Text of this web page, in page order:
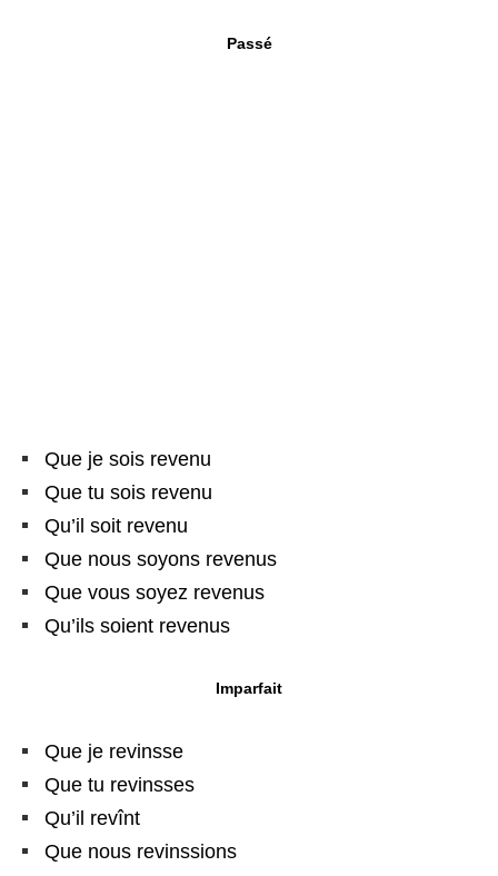
Passé
Que je sois revenu
Que tu sois revenu
Qu’il soit revenu
Que nous soyons revenus
Que vous soyez revenus
Qu’ils soient revenus
Imparfait
Que je revinsse
Que tu revinsses
Qu’il revînt
Que nous revinssions